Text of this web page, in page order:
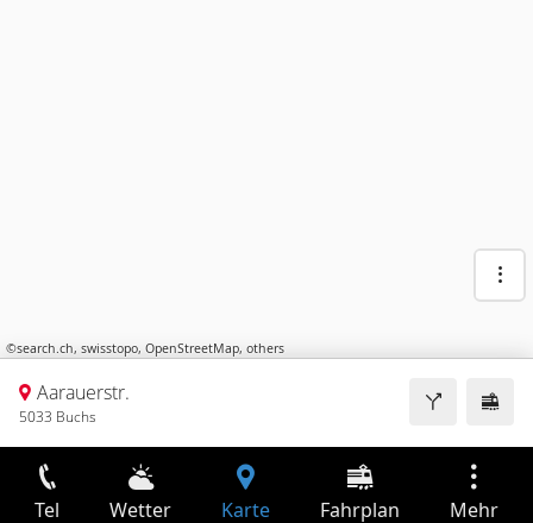
©search.ch, swisstopo, OpenStreetMap, others
Aarauerstr.
5033 Buchs
Tel Wetter Karte Fahrplan Mehr